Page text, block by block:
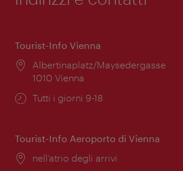
Tourist-Info Vienna
Posizione:
Albertinaplatz/Maysedergasse
1010 Vienna
Orari
Tutti i giorni 9-18
Tourist-Info Aeroporto di Vienna
Posizione:
nell’atrio degli arrivi